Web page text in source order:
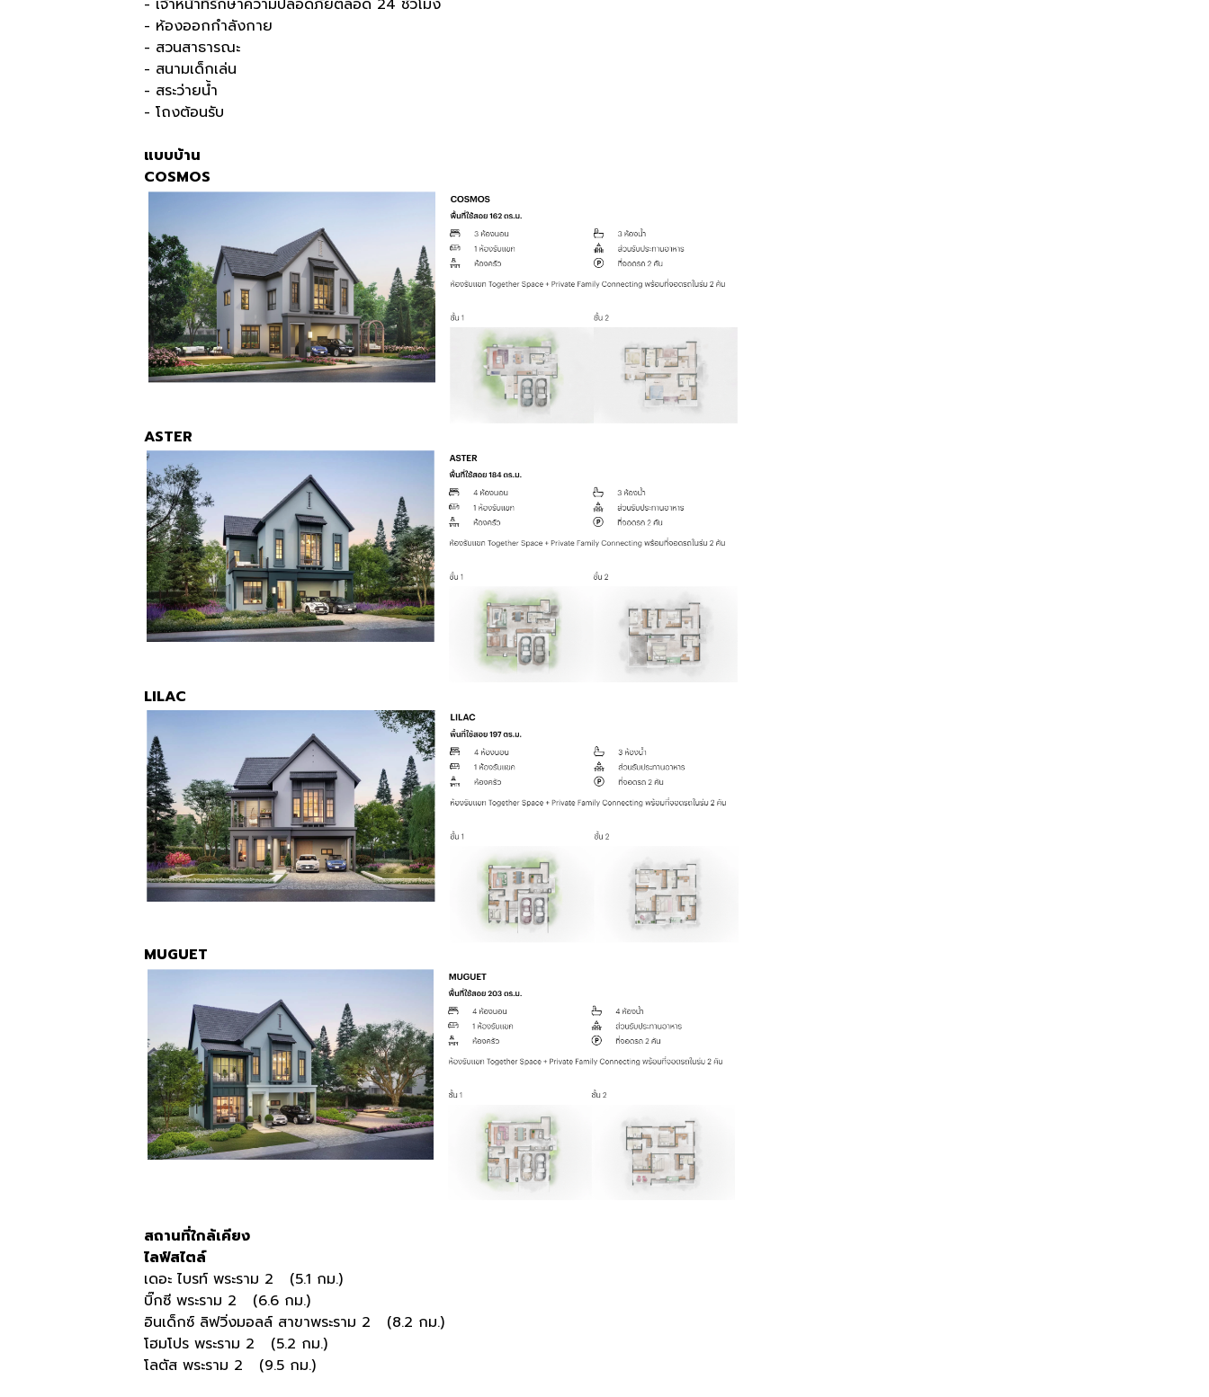
- เจ้าหน้าที่รักษาความปลอดภัยตลอด 24 ชั่วโมง
- ห้องออกกำลังกาย
- สวนสาธารณะ
- สนามเด็กเล่น
- สระว่ายน้ำ
- โถงต้อนรับ
แบบบ้าน
COSMOS
ASTER
LILAC
MUGUET
สถานที่ใกล้เคียง
ไลฟ์สไตล์
เดอะ ไบรท์ พระราม 2 (5.1 กม.)
บิ๊กซี พระราม 2 (6.6 กม.)
อินเด็กซ์ ลิฟวิ่งมอลล์ สาขาพระราม 2 (8.2 กม.)
โฮมโปร พระราม 2 (5.2 กม.)
โลตัส พระราม 2 (9.5 กม.)